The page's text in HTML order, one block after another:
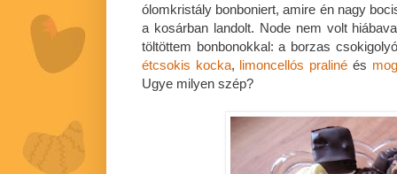
ólomkristály bonboniert, amire én nagy
a kosárban landolt. Node nem volt
töltöttem bonbonokkal: a borzas
étcsokis kocka, limoncellós praliné és
Ugye milyen szép?